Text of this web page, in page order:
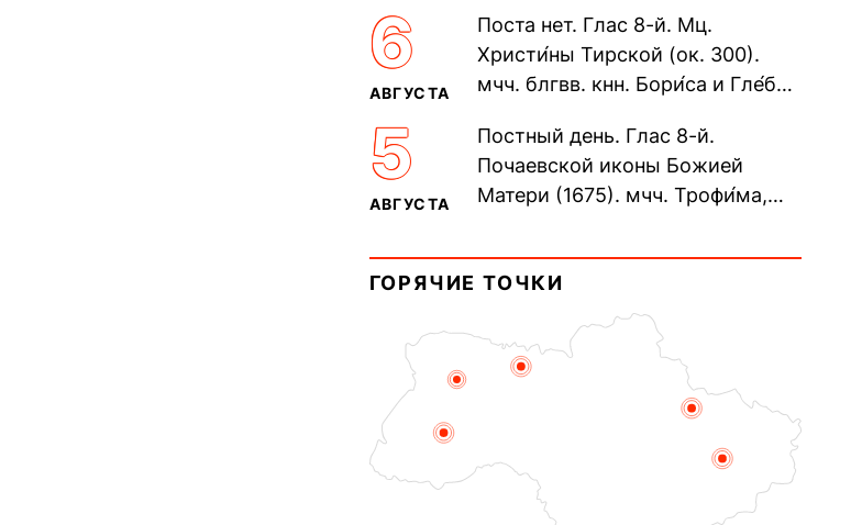
прп. Евпракси́и девы,...
6
АВГУСТА
Поста нет. Глас 8-й. Мц.
Христи́ны Тирской (ок. 300).
мчч. блгвв. кнн. Бори́са и Гле́ба,
Дави́да (1015). Прп....
5
АВГУСТА
Постный день. Глас 8-й.
Почаевской иконы Божией
Матери (1675). мчч. Трофи́ма,
мучеников (284–305). прав.
воина Фео́дора...
ГОРЯЧИЕ ТОЧКИ